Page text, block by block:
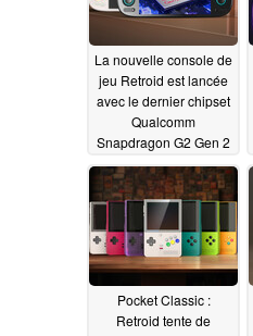
La nouvelle console de
jeu Retroid est lancée
avec le dernier chipset
Qualcomm
Snapdragon G2 Gen 2
03/19/2025
Pocket Classic :
Retroid tente de